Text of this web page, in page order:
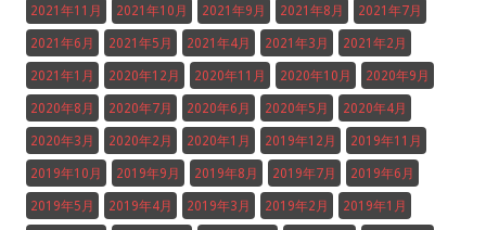
2021年11月 2021年10月 2021年9月 2021年8月 2021年7月
2021年6月 2021年5月 2021年4月 2021年3月 2021年2月
2021年1月 2020年12月 2020年11月 2020年10月 2020年9月
2020年8月 2020年7月 2020年6月 2020年5月 2020年4月
2020年3月 2020年2月 2020年1月 2019年12月 2019年11月
2019年10月 2019年9月 2019年8月 2019年7月 2019年6月
2019年5月 2019年4月 2019年3月 2019年2月 2019年1月